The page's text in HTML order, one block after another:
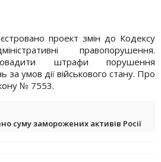
проект змін до Кодексу
правопорушення.
штрафи порушення
умов дії військового стану. Про
№ 7553.
суму заморожених активів Росії